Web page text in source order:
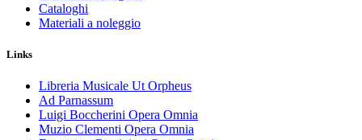
Cataloghi
Materiali a noleggio
Links
Libreria Musicale Ut Orpheus
Ad Parnassum
Luigi Boccherini Opera Omnia
Muzio Clementi Opera Omnia